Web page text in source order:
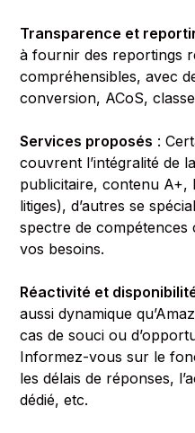
Transparence et
à fournir des reportings
compréhensibles, avec
conversion, ACoS,
Services proposés :
couvrent l’intégralité de
publicitaire, contenu A+,
litiges), d’autres se
spectre de
vos besoins.
Réactivité et
aussi dynamique
cas de souci ou
Informez-vous sur le
les délais de réponses,
dédié, etc.